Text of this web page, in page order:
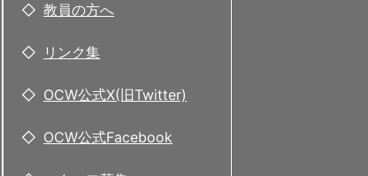
教員の方へ
リンク集
OCW公式X(旧Twitter)
OCW公式Facebook